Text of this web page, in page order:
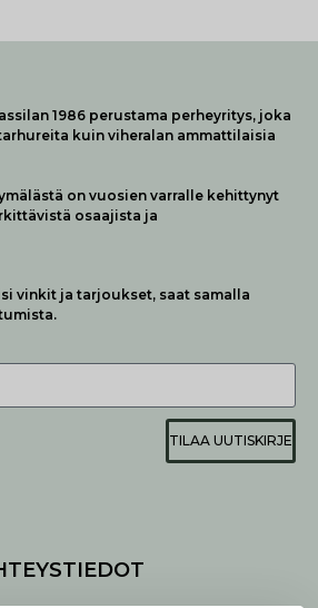
1986 perustama perheyritys, joka
kuin viheralan ammattilaisia
on vuosien varralle kehittynyt
osaajista ja
vinkit ja tarjoukset, saat samalla
TILAA UUTISKIRJE